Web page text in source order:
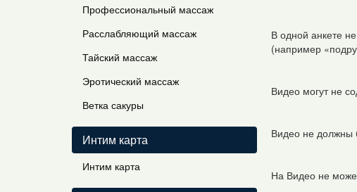
Профессиональный массаж
Расслабляющий массаж
Тайский массаж
Эротический массаж
Ветка сакуры
Интим карта
Интим карта
В одной анкете
(например
Видео могут не
Видео не должны
На Видео не